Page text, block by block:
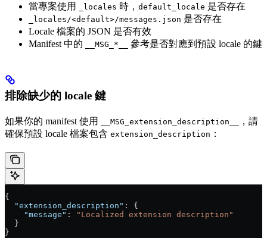
當專案使用 _locales 時， default_locale 是否存在
_locales/<default>/messages.json 是否存在
Locale 檔案的 JSON 是否有效
Manifest 中的
__MSG_*__ 參考是否對應到預設 locale 的鍵
排除缺少的 locale 鍵
如果你的 manifest 使用 __MSG_extension_description__
，請
確保預設 locale 檔案包含 extension_description ：
{
  "extension_description"
: {
    "message"
:
"Localized extension description"
  }
}